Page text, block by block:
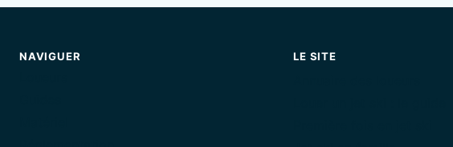
NAVIGUER LE SITE